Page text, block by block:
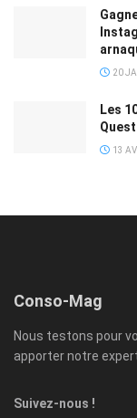
20
Les
13
Conso-Mag
Nous testons pour
apporter notre
Suivez-nous !